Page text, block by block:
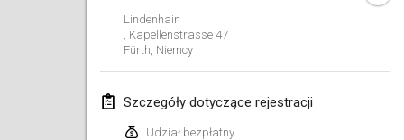
Lindenhain
, Kapellenstrasse 47
Fürth Niemcy
Szczegóły dotyczące rejestracji
Udział bezpłatny
Tournoi d'Hiver
25 sty 2020|Francja